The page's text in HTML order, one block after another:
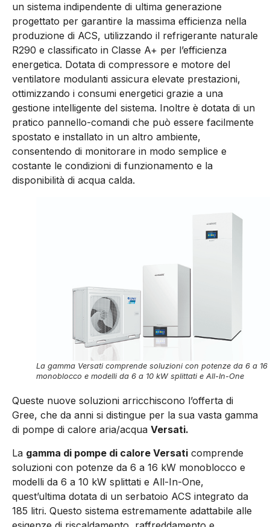
un sistema indipendente di ultima generazione
progettato per garantire la massima efficienza nella
produzione di ACS, utilizzando il refrigerante naturale
R290 e classificato in Classe A+ per l’efficienza
energetica. Dotata di compressore e motore del
ventilatore modulanti assicura elevate prestazioni,
ottimizzando i consumi energetici grazie a una
gestione intelligente del sistema. Inoltre è dotata di un
pratico pannello-comandi che può essere facilmente
spostato e installato in un altro ambiente,
consentendo di monitorare in modo semplice e
costante le condizioni di funzionamento e la
disponibilità di acqua calda.
La gamma Versati comprende soluzioni con potenze da 6 a 16
monoblocco e modelli da 6 a 10 kW splittati e All-In-One
Queste nuove soluzioni arricchiscono l’offerta di
Gree, che da anni si distingue per la sua vasta gamma
di pompe di calore aria/acqua Versati.
La gamma di pompe di calore Versati comprende
soluzioni con potenze da 6 a 16 kW monoblocco e
modelli da 6 a 10 kW splittati e All-In-One,
quest’ultima dotata di un serbatoio ACS integrato da
185 litri. Questo sistema estremamente adattabile alle